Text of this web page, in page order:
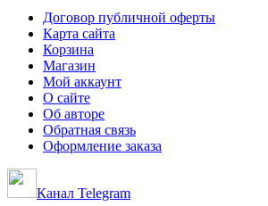
Договор публичной оферты
Карта сайта
Корзина
Магазин
Мой аккаунт
О сайте
Об авторе
Обратная связь
Оформление заказа
Канал Telegram